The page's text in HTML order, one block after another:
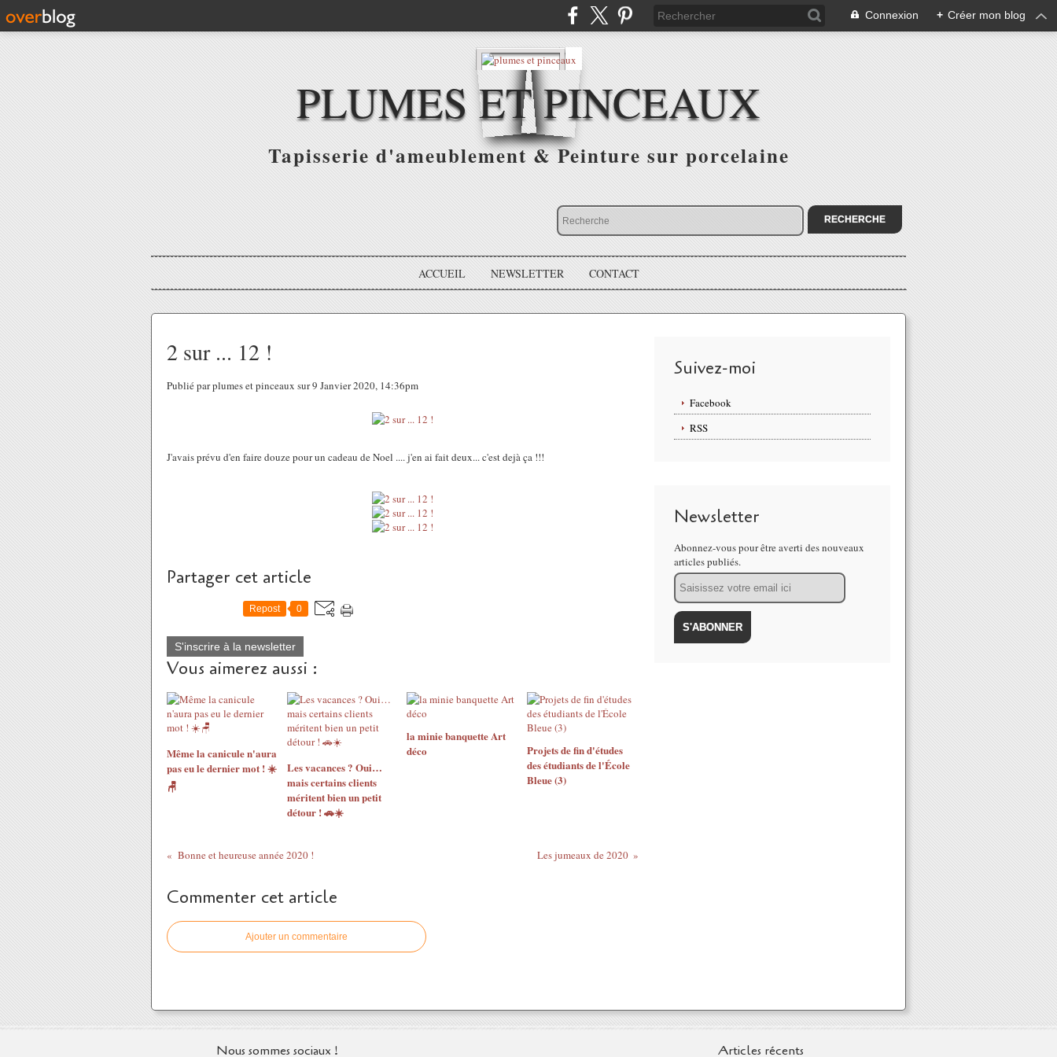
Connexion + Créer mon blog
PLUMES ET PINCEAUX
Tapisserie d'ameublement & Peinture sur porcelaine
ACCUEIL NEWSLETTER CONTACT
2 sur ... 12 !
Publié par plumes et pinceaux sur 9 Janvier 2020, 14:36pm
J'avais prévu d'en faire douze pour un cadeau de Noel .... j'en ai fait deux... c'est dejà ça !!!
Partager cet article
Repost 0
S'inscrire à la newsletter
Vous aimerez aussi :
Même la canicule n'aura
pas eu le dernier mot ! ☀️
🪑
Les vacances ? Oui…
mais certains clients
méritent bien un petit
détour ! 🚗☀️
la minie banquette Art
déco
Projets de fin d'études
des étudiants de l'École
Bleue (3)
Bonne et heureuse année 2020 ! Les jumeaux de 2020
Commenter cet article
Ajouter un commentaire
Suivez-moi
Facebook
RSS
Newsletter
Abonnez-vous pour être averti des nouveaux
articles publiés.
Email
Nous sommes sociaux ! Articles récents